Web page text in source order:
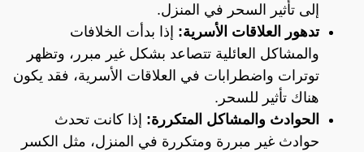
إلى تأثير السحر في المنزل.
تدهور العلاقات الأسرية: إذا بدأت الخلافات
والمشاكل العائلية تتصاعد بشكل غير مبرر، وتظهر
توترات واضطرابات في العلاقات الأسرية، فقد يكون
هناك تأثير للسحر.
الحوادث والمشاكل المتكررة: إذا كانت تحدث
حوادث غير مبررة ومتكررة في المنزل، مثل الكسر